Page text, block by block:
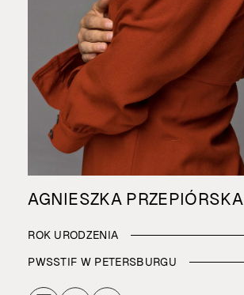
AGNIESZKA PRZEPIÓRSKA
ROK URODZENIA
PWSSTIF W PETERSBURGU